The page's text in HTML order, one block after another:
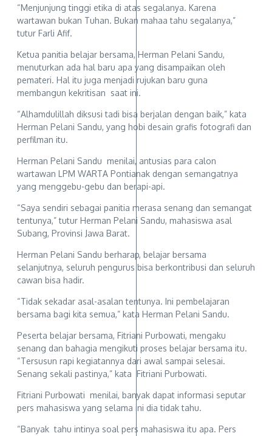
“Menjunjung tinggi etika di atas segalanya. Karena
wartawan bukan Tuhan. Bukan mahaa tahu segalanya,”
tutur Farli Afif.
Ketua panitia belajar bersama, Herman Pelani Sandu,
menuturkan ada hal baru apa yang disampaikan oleh
pemateri. Hal itu juga menjadi rujukan baru guna
membangun kekritisan saat ini.
“Alhamdulillah diksusi tadi bisa berjalan dengan baik,” kata
Herman Pelani Sandu, yang hobi desain grafis fotografi dan
perfilman itu.
Herman Pelani Sandu menilai, antusias para calon
wartawan LPM WARTA Pontianak dengan semangatnya
yang menggebu-gebu dan berapi-api.
“Saya sendiri sebagai panitia merasa senang dan semangat
tentunya,” tutur Herman Pelani Sandu, mahasiswa asal
Subang, Provinsi Jawa Barat.
Herman Pelani Sandu berharap, belajar bersama
selanjutnya, seluruh pengurus bisa berkontribusi dan seluruh
cawan bisa hadir.
“Tidak sekadar asal-asalan tentunya. Ini pembelajaran
bersama bagi kita semua,” kata Herman Pelani Sandu.
Peserta belajar bersama, Fitriani Purbowati, mengaku
senang dan bahagia mengikuti proses belajar bersama itu.
“Tersusun rapi kegiatannya dari awal sampai selesai.
Senang sekali pastinya,” kata Fitriani Purbowati.
Fitriani Purbowati menilai, banyak dapat informasi seputar
pers mahasiswa yang selama ini dia tidak tahu.
“Banyak tahu intinya soal pers mahasiswa itu apa. Pers